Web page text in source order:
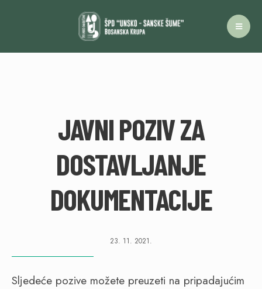
JAVNI POZIV ZA
DOSTAVLJANJE
DOKUMENTACIJE
23. 11. 2021.
Sljedeće pozive možete preuzeti na pripadajućim